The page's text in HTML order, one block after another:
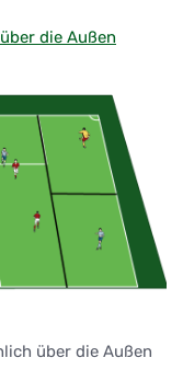
die Außen
über die Außen